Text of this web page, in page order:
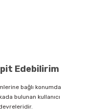
Edebilirim
bağlı konumda
bulunan kullanıcı